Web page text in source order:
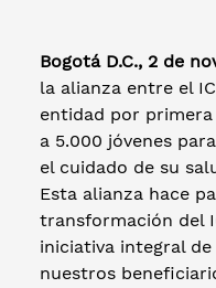
Bogotá D.C., 2 de
la alianza entre el
entidad por
a 5.000 jóvenes
el cuidado de su
Esta alianza hace
transformación del
iniciativa integral
nuestros